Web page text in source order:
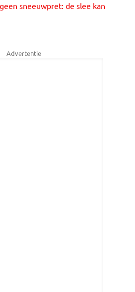
sneeuwpret: de slee kan
Advertentie